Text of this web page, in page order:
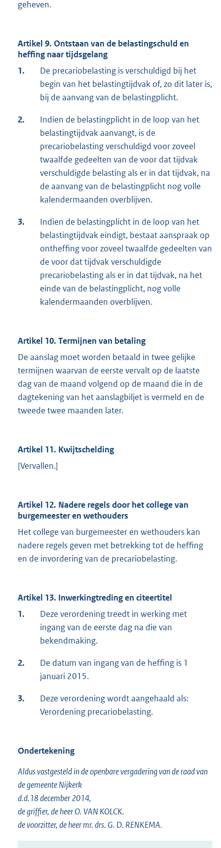
geheven.
Artikel 9. Ontstaan van de belastingschuld en
heffing naar tijdsgelang
1.
De precariobelasting is verschuldigd bij het
begin van het belastingtijdvak of, zo dit later is,
bij de aanvang van de belastingplicht.
2.
Indien de belastingplicht in de loop van het
belastingtijdvak aanvangt, is de
precariobelasting verschuldigd voor zoveel
twaalfde gedeelten van de voor dat tijdvak
verschuldigde belasting als er in dat tijdvak, na
de aanvang van de belastingplicht nog volle
kalendermaanden overblijven.
3.
Indien de belastingplicht in de loop van het
belastingtijdvak eindigt, bestaat aanspraak op
ontheffing voor zoveel twaalfde gedeelten van
de voor dat tijdvak verschuldigde
precariobelasting als er in dat tijdvak, na het
einde van de belastingplicht, nog volle
kalendermaanden overblijven.
Artikel 10. Termijnen van betaling
De aanslag moet worden betaald in twee gelijke
termijnen waarvan de eerste vervalt op de laatste
dag van de maand volgend op de maand die in de
dagtekening van het aanslagbiljet is vermeld en de
tweede twee maanden later.
Artikel 11. Kwijtschelding
[Vervallen.]
Artikel 12. Nadere regels door het college van
burgemeester en wethouders
Het college van burgemeester en wethouders kan
nadere regels geven met betrekking tot de heffing
en de invordering van de precariobelasting.
Artikel 13. Inwerkingtreding en citeertitel
1.
Deze verordening treedt in werking met
ingang van de eerste dag na die van
bekendmaking.
2.
De datum van ingang van de heffing is 1
januari 2015.
3.
Deze verordening wordt aangehaald als:
Verordening precariobelasting.
Ondertekening
Aldus vastgesteld in de openbare vergadering van de raad van
de gemeente Nijkerk
d.d.18 december 2014,
de griffier, de heer O. VAN KOLCK.
de voorzitter, de heer mr. drs. G. D. RENKEMA.